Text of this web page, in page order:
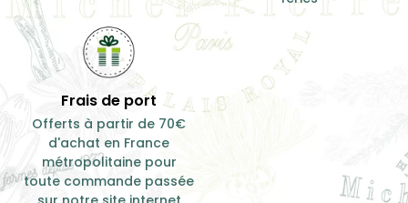
Frais de port
Offerts à partir de 70€
d'achat en France
métropolitaine pour
toute commande passée